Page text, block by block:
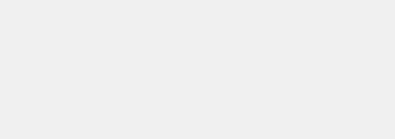
Αυτός ο τόπος φιλοδοξεί να ανοίγει μονοπάτια για τα συναρπαστικά